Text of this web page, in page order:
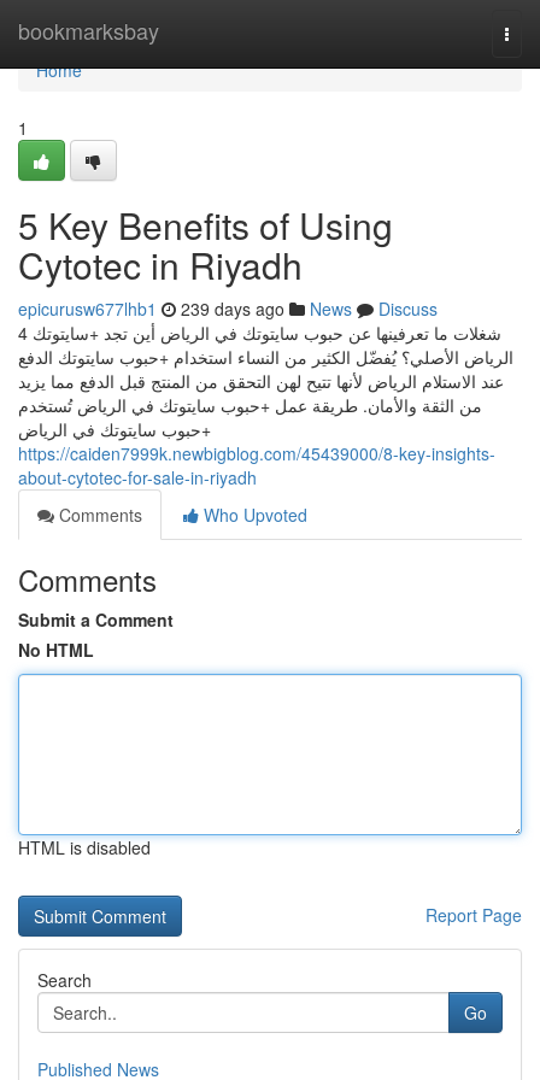
bookmarksbay
Home
Home
1
5 Key Benefits of Using
Cytotec in Riyadh
epicurusw677lhb1 239 days ago News
Discuss
4 شغلات ما تعرفينها عن حبوب سايتوتك في الرياض أين تجد +سايتوتك
الرياض الأصلي؟ يُفضّل الكثير من النساء استخدام +حبوب سايتوتك الدفع
عند الاستلام الرياض لأنها تتيح لهن التحقق من المنتج قبل الدفع مما يزيد
من الثقة والأمان. طريقة عمل +حبوب سايتوتك في الرياض تُستخدم
+حبوب سايتوتك في الرياض
https://caiden7999k.newbigblog.com/45439000/8-key-insights-
about-cytotec-for-sale-in-riyadh
Comments
Who Upvoted
Comments
Submit a Comment
No HTML
HTML is disabled
Report Page
Search
Go
Published News